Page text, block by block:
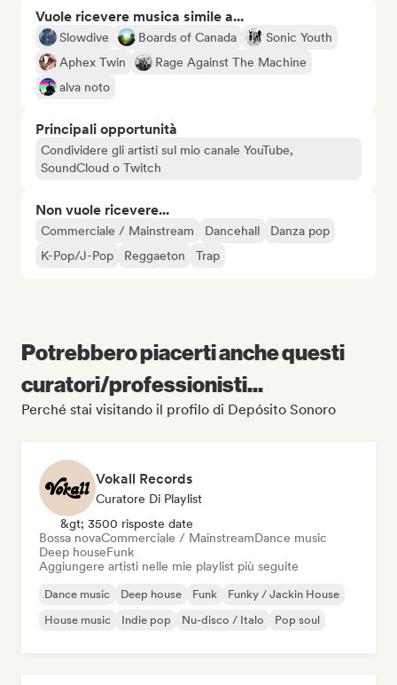
Vuole ricevere musica simile a...
Slowdive Boards of Canada
Sonic Youth
Aphex Twin
Rage Against The Machine
alva noto
Principali opportunità
Condividere gli artisti sul mio canale YouTube,
SoundCloud o Twitch
Non vuole ricevere...
Commerciale / Mainstream Dancehall
Danza pop
K-Pop/J-Pop
Reggaeton Trap
Potrebbero piacerti anche questi
curatori/professionisti...
Perché stai visitando il profilo di Depósito Sonoro
Vokall Records
Curatore Di Playlist
&gt; 3500 risposte date
Bossa novaCommerciale / MainstreamDance music
Deep houseFunk
Aggiungere artisti nelle mie playlist più seguite
Dance music Deep house Funk
Funky / Jackin House
House music
Indie pop Nu-disco / Italo Pop soul